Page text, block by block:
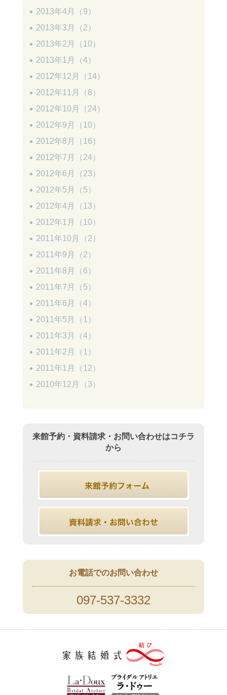
2013年4月（9）
2013年3月（2）
2013年2月（10）
2013年1月（4）
2012年12月（14）
2012年11月（8）
2012年10月（24）
2012年9月（10）
2012年8月（16）
2012年7月（24）
2012年6月（23）
2012年5月（5）
2012年4月（13）
2012年1月（10）
2011年10月（2）
2011年9月（2）
2011年8月（6）
2011年7月（5）
2011年6月（4）
2011年5月（1）
2011年3月（4）
2011年2月（1）
2011年1月（12）
2010年12月（3）
来館予約・資料請求・お問い合わせはコチラ
から
お電話でのお問い合わせ
097-537-3332